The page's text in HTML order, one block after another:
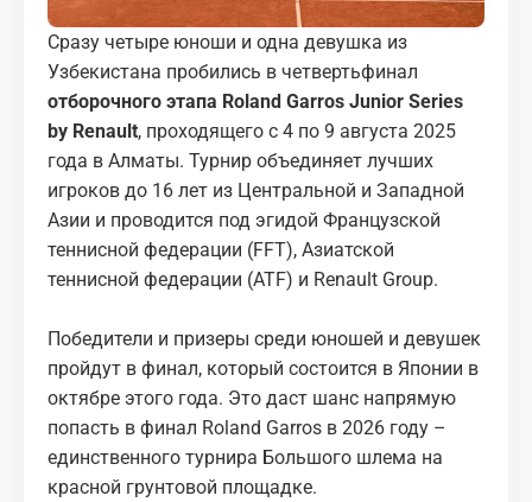
Сразу четыре юноши и одна девушка из
Узбекистана пробились в четвертьфинал
отборочного этапа Roland Garros Junior Series
by Renault, проходящего с 4 по 9 августа 2025
года в Алматы. Турнир объединяет лучших
игроков до 16 лет из Центральной и Западной
Азии и проводится под эгидой Французской
теннисной федерации (FFT), Азиатской
теннисной федерации (ATF) и Renault Group.
Победители и призеры среди юношей и девушек
пройдут в финал, который состоится в Японии в
октябре этого года. Это даст шанс напрямую
попасть в финал Roland Garros в 2026 году –
единственного турнира Большого шлема на
красной грунтовой площадке.